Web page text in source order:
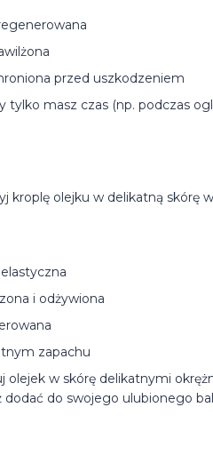
przed uszkodzeniem
tylko masz czas (np. podczas
kroplę olejku w delikatną skórę
i odżywiona
zapachu
olejek w skórę delikatnymi
dodać do swojego ulubionego